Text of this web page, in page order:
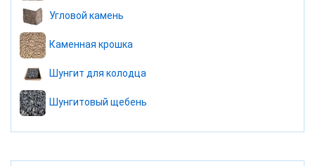
Угловой камень
Каменная крошка
Шунгит для колодца
Шунгитовый щебень